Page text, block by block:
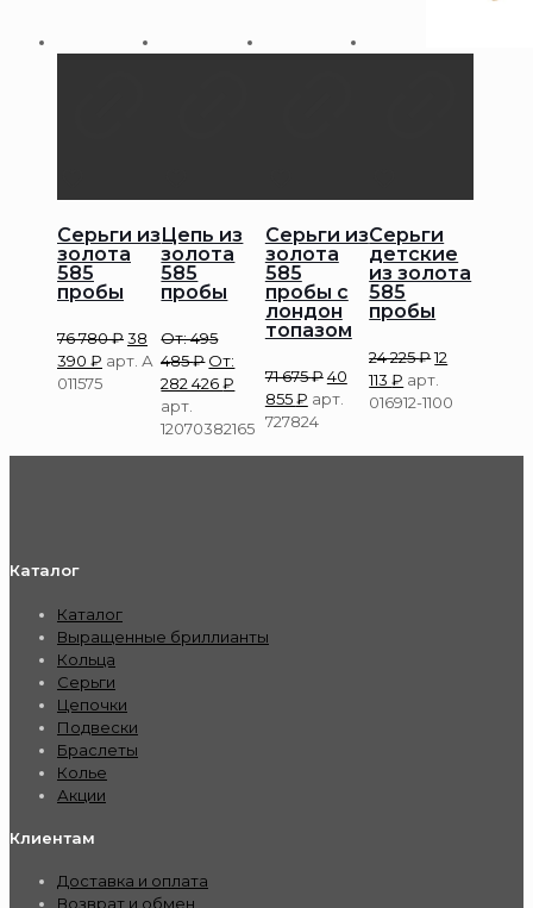
Серьги из
золота
585
пробы
76 780₽38
390 ₽ арт. А
011575
Цепь из
золота
585
пробы
От:495
485₽ От:
282 426₽
арт.
12070382165
Серьги из
золота
585
пробы с
лондон
топазом
71 675₽40
855₽ арт.
727824
Серьги
детские
из золота
585
пробы
24 225₽12
113₽ арт.
016912-1100
Каталог
Каталог
Выращенные бриллианты
Кольца
Серьги
Цепочки
Подвески
Браслеты
Колье
Акции
Клиентам
Доставка и оплата
Возврат и обмен